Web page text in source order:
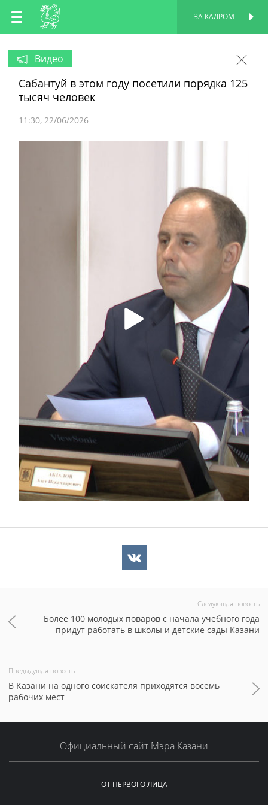
RU
EN
ЗА КАДРОМ
Видео
Сабантуй в этом году посетили порядка 125
тысяч человек
11:30 22/06/2026
Следующая новость
Более 100 молодых поваров с начала учебного года
придут работать в школы и детские сады Казани
Предыдущая новость
В Казани на одного соискателя приходятся восемь
рабочих мест
Официальный сайт Мэра Казани
ОТ ПЕРВОГО ЛИЦА
ПЕРСОНАЛЬНАЯ